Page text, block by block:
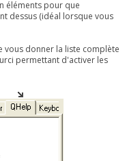
éléments pour que
dessus (idéal lorsque vous
vous donner la liste complète
permettant d'activer les